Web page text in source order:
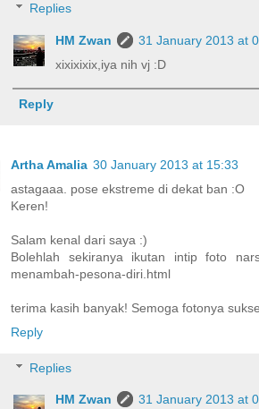
Replies
HM Zwan
31 January 2013 at
xixixixix,iya nih vj :D
Reply
Artha Amalia 30 January 2013 at 15:33
astagaaa. pose ekstreme di dekat ban :O
Keren!
Salam kenal dari saya :)
Bolehlah sekiranya ikutan intip foto
menambah-pesona-diri.html
terima kasih banyak! Semoga fotonya
Reply
Replies
HM Zwan 31 January 2013 at